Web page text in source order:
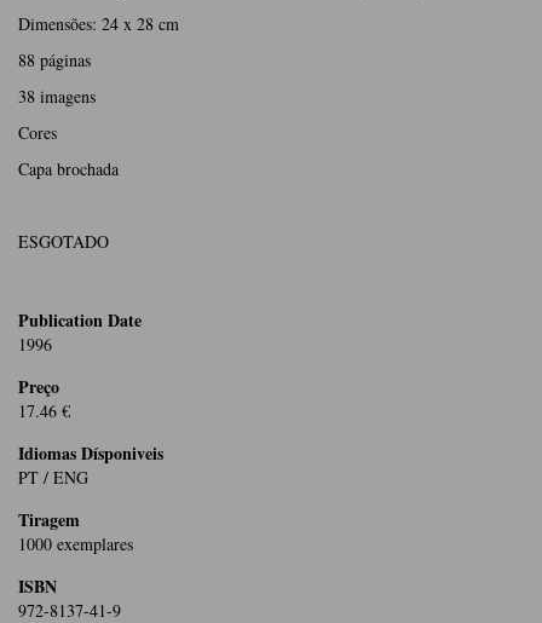
Dimensões: 24 x 28 cm
88 páginas
38 imagens
Cores
Capa brochada
ESGOTADO
Publication Date
1996
Preço
17.46 €
Idiomas Dísponiveis
PT / ENG
Tiragem
1000 exemplares
ISBN
972-8137-41-9